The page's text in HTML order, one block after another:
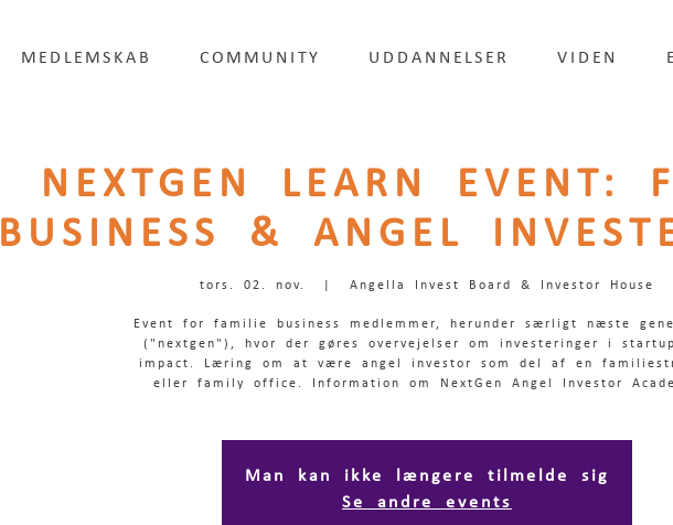
MEDLEMSKAB COMMUNITY UDDANNELSER VIDEN
NEXTGEN LEARN EVENT:
BUSINESS & ANGEL
tors. 02. nov. Angella Invest Board & Investor House
Event for familie business medlemmer, herunder særligt næste
("nextgen"), hvor der gøres overvejelser om investeringer i
impact. Læring om at være angel investor som del af en
eller family office. Information om NextGen Angel Investor
Man kan ikke længere tilmelde sig
Se andre events